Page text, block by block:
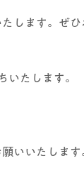
します。ぜひ
いたします。
いいたします